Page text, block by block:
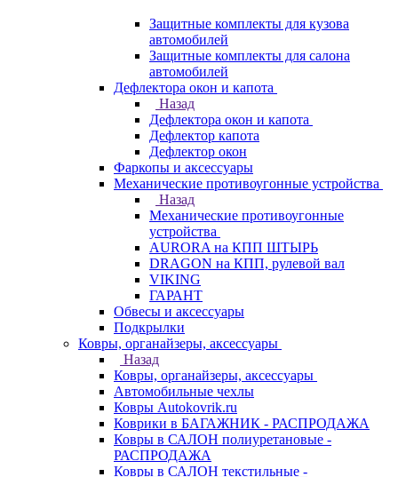
Защитные комплекты для кузова
автомобилей
Защитные комплекты для салона
автомобилей
Дефлектора окон и капота
Назад
Дефлектора окон и капота
Дефлектор капота
Дефлектор окон
Фаркопы и аксессуары
Механические противоугонные устройства
Назад
Механические противоугонные
устройства
AURORA на КПП ШТЫРЬ
DRAGON на КПП, рулевой вал
VIKING
ГАРАНТ
Обвесы и аксессуары
Подкрылки
Ковры, органайзеры, аксессуары
Назад
Ковры, органайзеры, аксессуары
Автомобильные чехлы
Ковры Autokovrik.ru
Коврики в БАГАЖНИК - РАСПРОДАЖА
Ковры в САЛОН полиуретановые -
РАСПРОДАЖА
Ковры в САЛОН текстильные -